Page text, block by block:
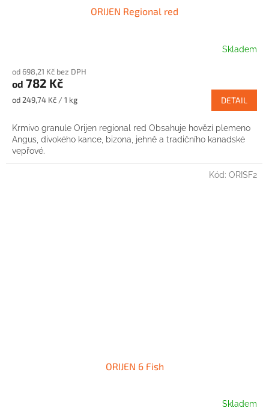
ORIJEN Regional red
Skladem
od 698,21 Kč bez DPH
od 782 Kč
Měrná
od 249,74 Kč / 1 kg DETAIL
Krmivo granule Orijen regional red Obsahuje hovězí plemeno
Angus, divokého kance, bizona, jehně a tradičního kanadské
vepřové.
ORIJEN 6 Fish
Skladem
Kód: ORISF2